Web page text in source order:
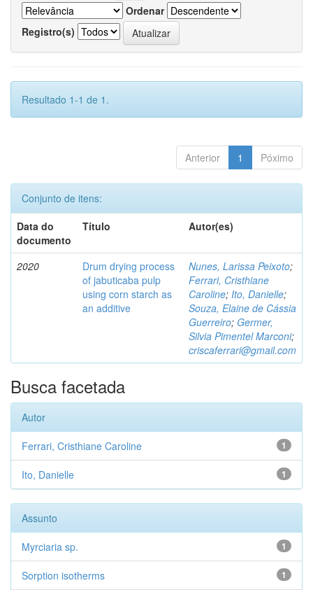
Ordenar
Registro(s)
Resultado 1-1 de 1.
Anterior 1 Póximo
Conjunto de itens:
Data do
documento
Título Autor(es)
2020
Drum drying process
of jabuticaba pulp
using corn starch as
an additive
Nunes, Larissa Peixoto;
Ferrari, Cristhiane
Caroline; Ito, Danielle;
Souza, Elaine de Cássia
Guerreiro; Germer,
Silvia Pimentel Marconi;
criscaferrari@gmail.com
Busca facetada
Autor
1
Ferrari, Cristhiane Caroline
1
Ito, Danielle
Assunto
1
Myrciaria sp.
1
Sorption isotherms